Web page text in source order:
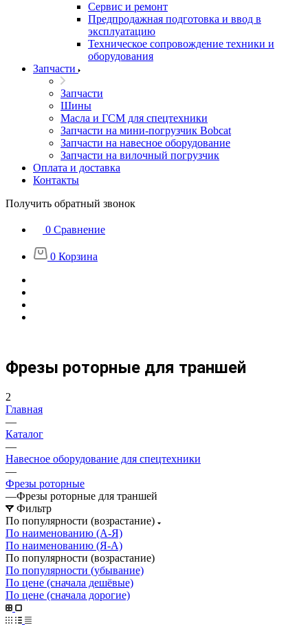
Сервис и ремонт
Предпродажная подготовка и ввод в
эксплуатацию
Техническое сопровождение техники и
оборудования
Запчасти
Запчасти
Шины
Масла и ГСМ для спецтехники
Запчасти на мини-погрузчик Bobcat
Запчасти на навесное оборудование
Запчасти на вилочный погрузчик
Оплата и доставка
Контакты
Получить обратный звонок
0 Сравнение
0 Корзина
Фрезы роторные для траншей
2
Главная
—
Каталог
—
Навесное оборудование для спецтехники
—
Фрезы роторные
—Фрезы роторные для траншей
Фильтр
По популярности (возрастание)
По наименованию (А-Я)
По наименованию (Я-А)
По популярности (возрастание)
По популярности (убывание)
По цене (сначала дешёвые)
По цене (сначала дорогие)